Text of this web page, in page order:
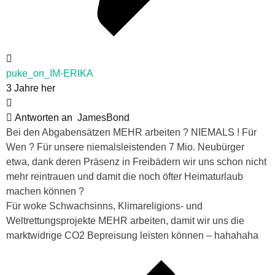
puke_on_IM-ERIKA
3 Jahre her
Antworten an JamesBond
Bei den Abgabensätzen MEHR arbeiten ? NIEMALS ! Für
Wen ? Für unsere niemalsleistenden 7 Mio. Neubürger
etwa, dank deren Präsenz in Freibädern wir uns schon nicht
mehr reintrauen und damit die noch öfter Heimaturlaub
machen können ?
Für woke Schwachsinns, Klimareligions- und
Weltrettungsprojekte MEHR arbeiten, damit wir uns die
marktwidrige CO2 Bepreisung leisten können – hahahaha